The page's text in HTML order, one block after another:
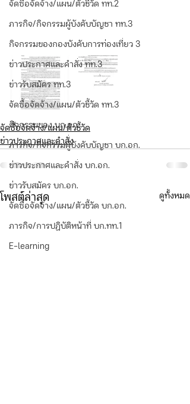
จัดซื้อจัดจ้าง/แผน/ตัวชี้วัด ทท.2
ภารกิจ/กิจกรรมผู้บังคับบัญชา ทท.3
กิจกรรมของกองบังคับการท่องเที่ยว 3
ข่าวประกาศและคำสั่ง ทท.3
ข่าวรับสมัคร ทท.3
จัดซื้อจัดจ้าง/แผน/ตัวชี้วัด ทท.3
กิจกรรมของ บก.อก.
ภารกิจ/กิจกรรมผู้บังคับบัญชา บก.อก.
ข่าวประกาศและคำสั่ง บก.อก.
ข่าวรับสมัคร บก.อก.
จัดซื้อจัดจ้าง/แผน/ตัวชี้วัด บก.อก.
ภารกิจ/การปฏิบัติหน้าที่ บก.ทท.1
E-learning
จัดซื้อจัดจ้าง/แผน/ตัวชี้วัด
ข่าวประกาศและคำสั่ง
โพสต์ล่าสุด ดูทั้งหมด